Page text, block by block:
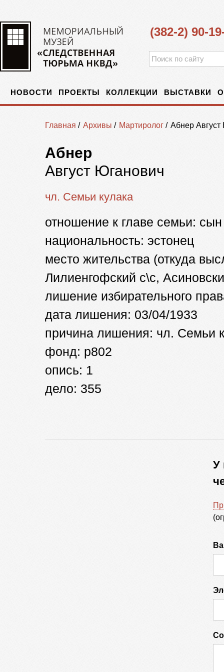
(382-2) 90-
НОВОСТИ ПРОЕКТЫ КОЛЛЕКЦИИ ВЫСТАВКИ
Главная / Архивы / Мартиролог / Абнер
Абнер
Август Юганович
чл. Семьи кулака
отношение к главе семьи: сын
национальность: эстонец
место жительства (откуда
Лилиенгофский с\с,
лишение избирательного
дата лишения: 03/04/1933
причина лишения: чл. Семьи
фонд: р802
опись: 1
дело: 355
У